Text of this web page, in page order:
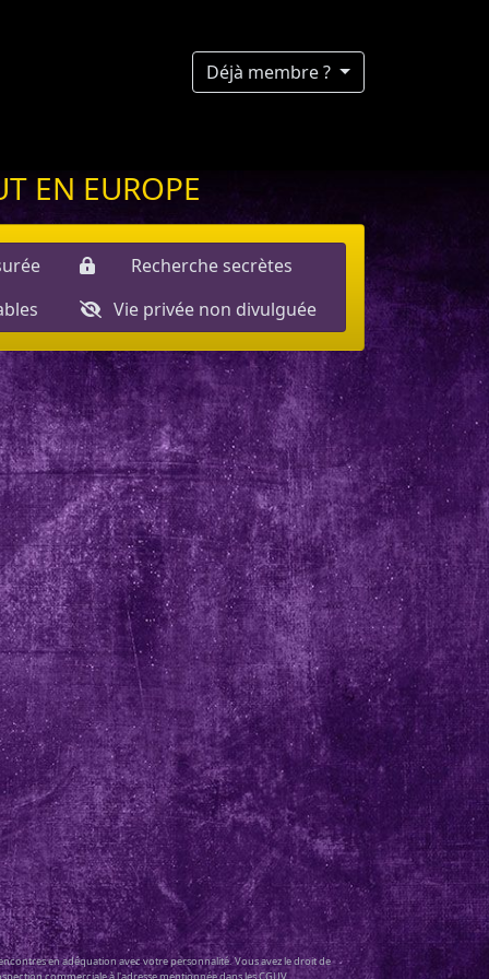
Déjà membre ?
EN EUROPE
Recherche secrètes
Vie privée non divulguée
en adéquation avec votre personnalité. Vous avez le droit de